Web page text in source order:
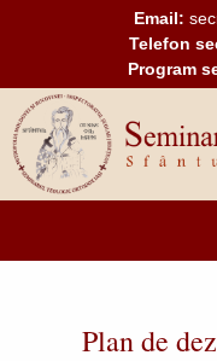
Mergi la conţinutul principal
Email:
Telefon
Program
Main
Plan de